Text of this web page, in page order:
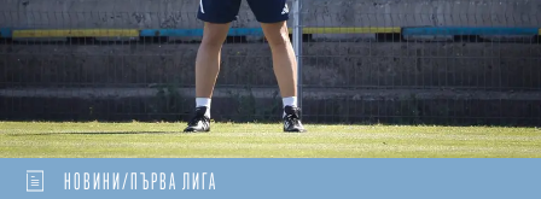
НОВИНИ/ПЪРВА ЛИГА